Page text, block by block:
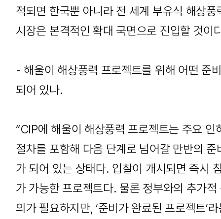
적되면 한국뿐 아니라 전 세계 부유식 해상풍
시장은 본격적인 확대 국면으로 진입할 것이
- 해울이 해상풍력 프로젝트를 위해 어떤 준
되어 있나.
“CIP에 해울이 해상풍력 프로젝트는 주요 인
절차를 포함해 다음 단계로 넘어갈 만반의 준
가 되어 있는 상태다. 입찰이 개시되면 즉시
가 가능한 프로젝트다. 물론 정부와의 추가적
의가 필요하지만, ‘준비가 완료된 프로젝트’